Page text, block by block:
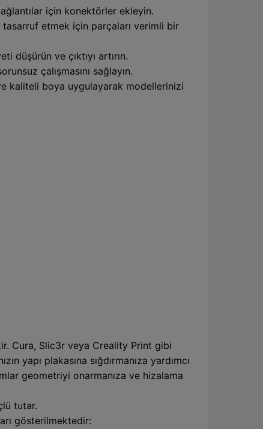
için konektörler ekleyin.
tasarruf etmek için parçaları verimli bir
düşürün ve çıktıyı artırın.
çalışmasını sağlayın.
kaliteli boya uygulayarak modellerinizi
Cura, Slic3r veya Creality Print gibi
yapı plakasına sığdırmanıza yardımcı
geometriyi onarmanıza ve hizalama
tutar.
gösterilmektedir: